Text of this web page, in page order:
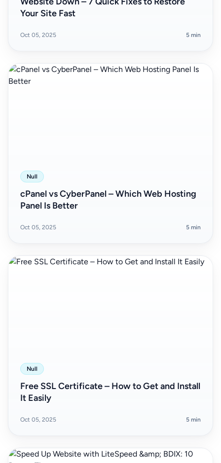
Your Site Fast
Oct 05, 2025 5 min
Null
cPanel vs CyberPanel – Which Web Hosting
Panel Is Better
Oct 05, 2025 5 min
Null
Free SSL Certificate – How to Get and Install
It Easily
Oct 05, 2025 5 min